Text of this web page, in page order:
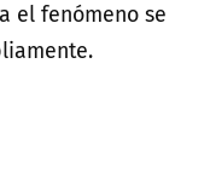
el fenómeno se